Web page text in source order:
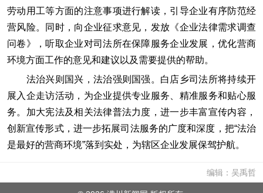
劳动用工等方面的注意事项进行解读，引导企业有序防范经
营风险。同时，向企业征求意见，发放《企业法律需求调查
问卷》，听取企业对司法所在保障服务企业发展，优化营商
环境方面工作的意见和建议以及需要提供的帮助。
法治兴则国兴，法治强则国强。白店乡司法所将持续开
展入企走访活动，为企业提供专业服务、精准服务和贴心服
务。加大宪法及相关法律普法力度，进一步丰富宣传内容，
创新宣传形式，进一步拓展司法服务的广度和深度，把“法治
是最好的营商环境”落到实处，为辖区企业发展保驾护航。
编辑：吴禹哲